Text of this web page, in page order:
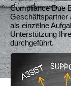
Compliance Due
Geschäftspartner
als einzelne
Unterstützung
durchgeführt.